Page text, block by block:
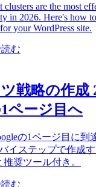
clusters are the most
in 2026. Here's how
your WordPress site.
む
戦略の作成
ページ目へ
の1ページ目に到
イステップで作成
奨ツール付き。
む